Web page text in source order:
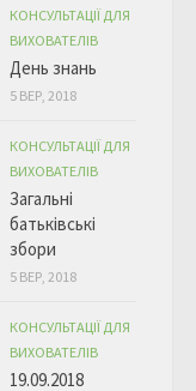
КОНСУЛЬТАЦІЇ ДЛЯ
ВИХОВАТЕЛІВ
День знань
5 ВЕР, 2018
КОНСУЛЬТАЦІЇ ДЛЯ
ВИХОВАТЕЛІВ
Загальні
батьківські
збори
5 ВЕР, 2018
КОНСУЛЬТАЦІЇ ДЛЯ
ВИХОВАТЕЛІВ
19.09.2018